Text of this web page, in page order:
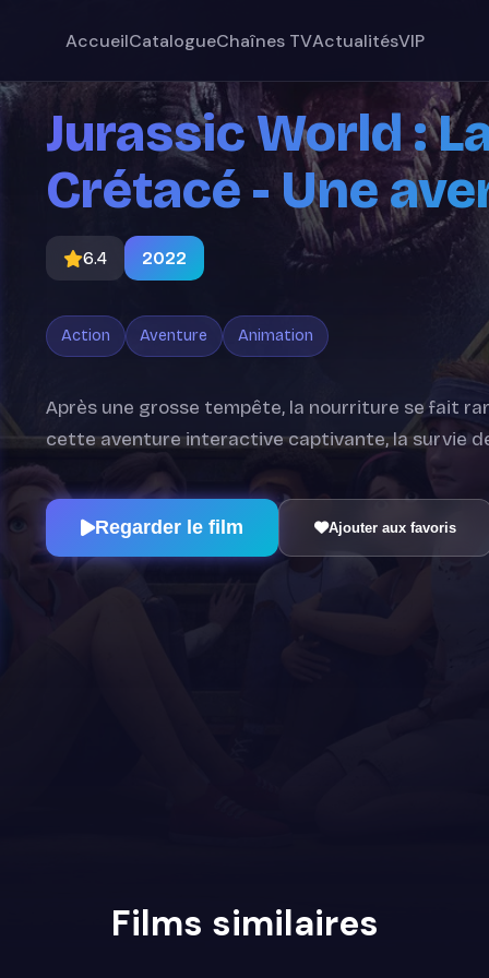
AccueilCatalogueChaînes TVActualitésVIP
Jurassic World :
Crétacé - Une
6.4 2022
Action Aventure Animation
Après une grosse tempête, la nourriture se fait
cette aventure interactive captivante, la survie
Regarder le film Ajouter aux favoris
Films similaires